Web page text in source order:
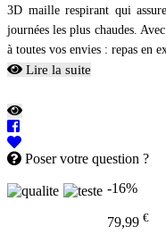
3D maille respirant qui
journées les plus chaudes.
à toutes vos envies : repas en
Lire la suite
Poser votre question ?
-16%
79,99 €